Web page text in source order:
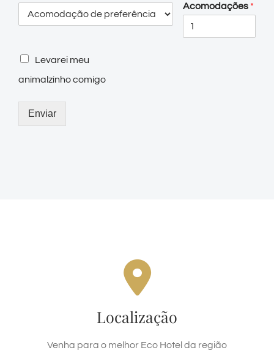
Acomodações *
Levarei meu
animalzinho comigo
Enviar
Localização
Venha para o melhor Eco Hotel da região
ONDE ESTAMOS
Vrajabhumi, Teresópolis/RJ